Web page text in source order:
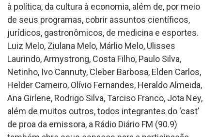
à política, da cultura à economia, além de, por meio
de seus programas, cobrir assuntos científicos,
jurídicos, gastronômicos, de medicina e esportes.
Luiz Melo, Ziulana Melo, Márlio Melo, Ulisses
Laurindo, Armystrong, Costa Filho, Paulo Silva,
Netinho, Ivo Cannuty, Cleber Barbosa, Elden Carlos,
Helder Carneiro, Olívio Fernandes, Heraldo Almeida,
Ana Girlene, Rodrigo Silva, Tarciso Franco, Jota Ney,
além de muitos outros, todos integrantes do ‘cast’
de proa da emissora, a Rádio Diário FM (90.9)